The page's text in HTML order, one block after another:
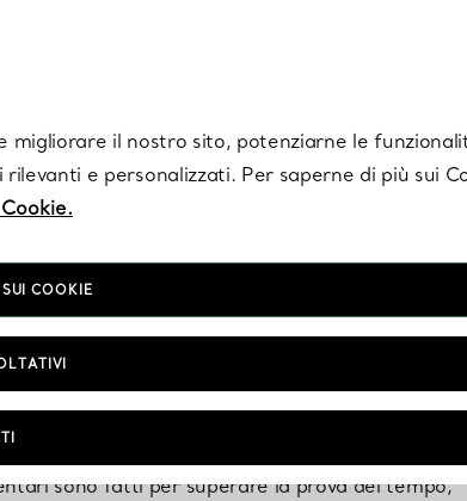
coppie
sono fatti per superare la prova del tempo,
il nostro sito, potenziarne le
e personalizzati. Per saperne di più sui
COOKIE